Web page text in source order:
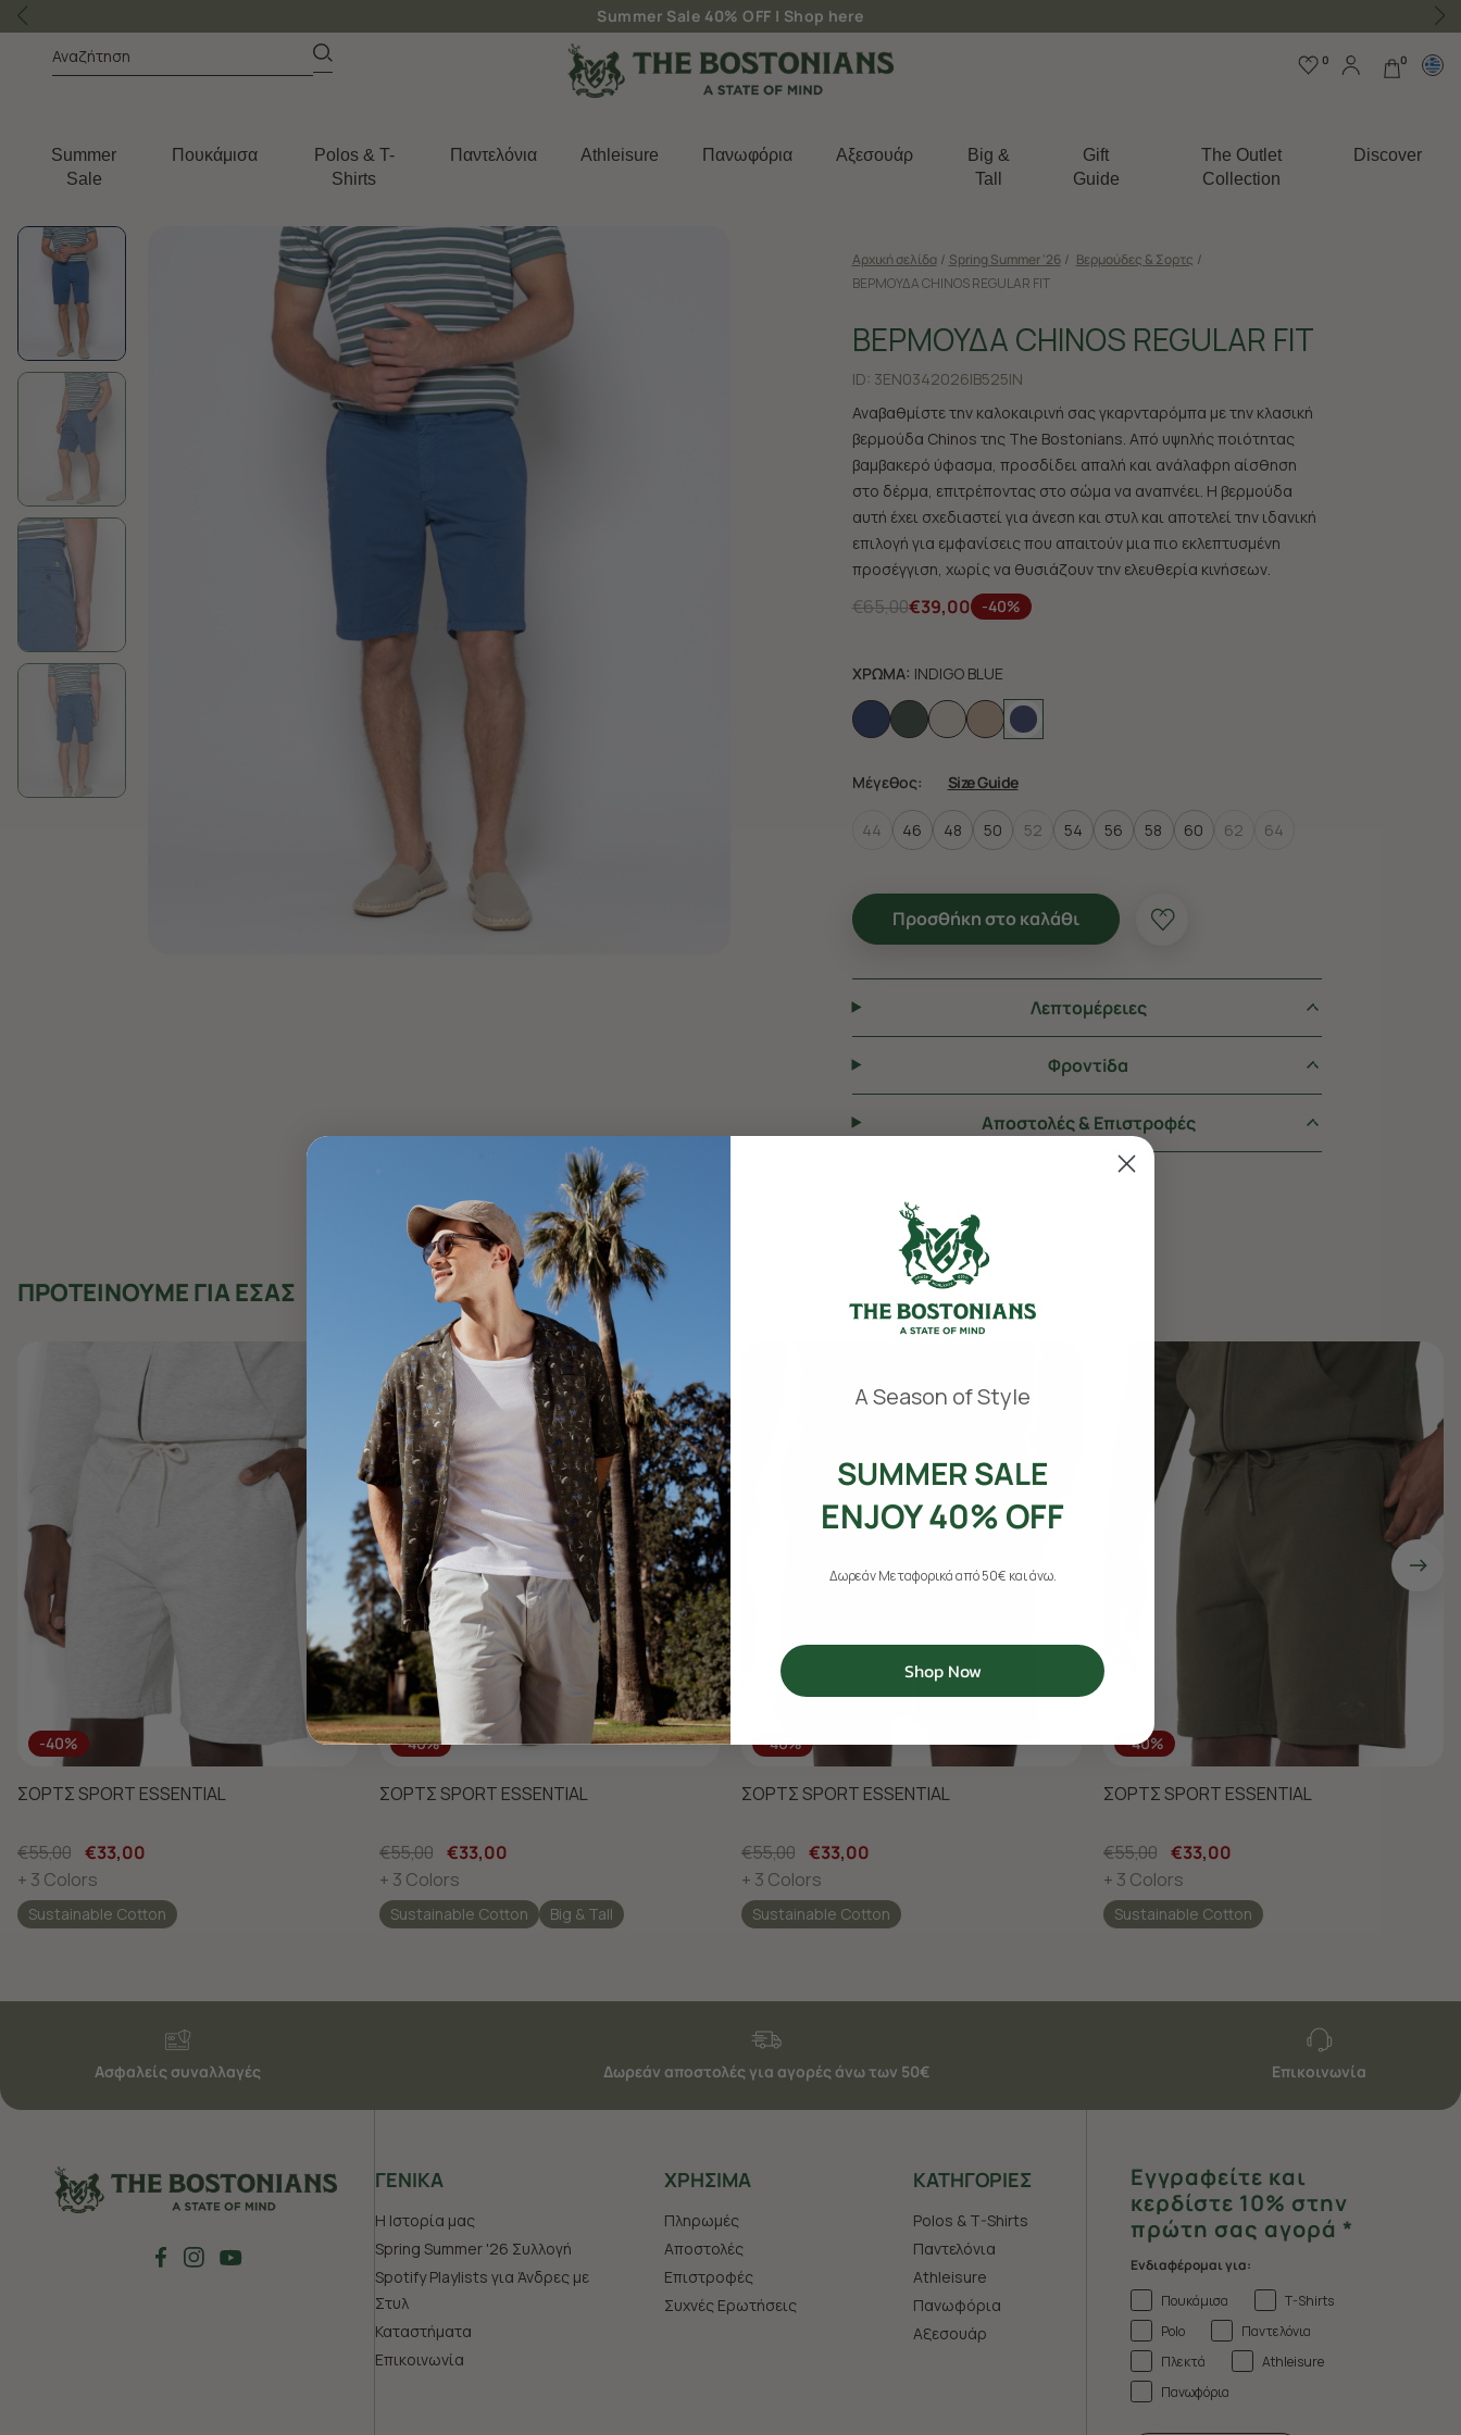
Δωρεάν μεταφορικά για παραγγελίες άνω των 50€
0 0
Summer
Sale
Πουκάμισα
Polos & T-
Shirts
Παντελόνια Athleisure Πανωφόρια Aξεσουάρ
Big &
Tall
Gift
Guide
The Outlet
Collection
Discover
Αρχική σελίδα / Spring Summer '26 / Βερμούδες & Σορτς /
ΒΕΡΜΟΥΔΑ CHINOS REGULAR FIT
ΒΕΡΜΟΥΔΑ CHINOS REGULAR FIT
ID: 3EN0342026|B525IN
Αναβαθμίστε την καλοκαιρινή σας γκαρνταρόμπα με την κλασική
βερμούδα Chinos της The Bostonians. Από υψηλής ποιότητας
βαμβακερό ύφασμα, προσδίδει απαλή και ανάλαφρη αίσθηση
στο δέρμα, επιτρέποντας στο σώμα να αναπνέει. Η βερμούδα
αυτή έχει σχεδιαστεί για άνεση και στυλ και αποτελεί την ιδανική
επιλογή για εμφανίσεις που απαιτούν μια πιο εκλεπτυσμένη
προσέγγιση, χωρίς να θυσιάζουν την ελευθερία κινήσεων.
€65,00€39,00 -40%
ΧΡΩΜΑ: INDIGO BLUE
Μέγεθος: Size Guide
44 46 48 50 52 54 56 58 60 62 64
Προσθήκη στο καλάθι
Λεπτομέρειες
Φροντiδα
Αποστολές & Επιστροφές
ΠΡΟΤΕΙΝΟΥΜΕ ΓΙΑ ΕΣΑΣ
-40%
ΣΟΡΤΣ SPORT ESSENTIAL
€55,00 €33,00
+ 3 Colors
Sustainable Cotton
-40%
ΣΟΡΤΣ SPORT ESSENTIAL
€55,00 €33,00
+ 3 Colors
Sustainable Cotton Big & Tall
-40%
ΣΟΡΤΣ SPORT ESSENTIAL
€55,00 €33,00
+ 3 Colors
Sustainable Cotton
-40%
ΣΟΡΤΣ SPORT ESSENTIAL
€55,00 €33,00
+ 3 Colors
Sustainable Cotton
Ασφαλείς συναλλαγές Δωρεάν αποστολές για αγορές άνω των 50€ Επικοινωνία
ΓΕΝΙΚΑ
Η Ιστορία μας
Spring Summer '26 Συλλογή
Spotify Playlists για Άνδρες με
Στυλ
Καταστήματα
Επικοινωνία
ΧΡHΣΙΜΑ
Πληρωμές
Αποστολές
Επιστροφές
Συχνές Ερωτήσεις
ΚΑΤΗΓΟΡΙΕΣ
Polos & T-Shirts
Παντελόνια
Athleisure
Πανωφόρια
Aξεσουάρ
Εγγραφείτε και
κερδίστε 10% στην
πρώτη σας αγορά *
Ενδιαφέρομαι για:
Πουκάμισα
T-Shirts
Polo
Παντελόνια
Πλεκτά
Athleisure
Πανωφόρια
A Season of Style
SUMMER SALE
ENJOY 40% OFF
Δωρεάν Μεταφορικά από 50€ και άνω.
Shop Now